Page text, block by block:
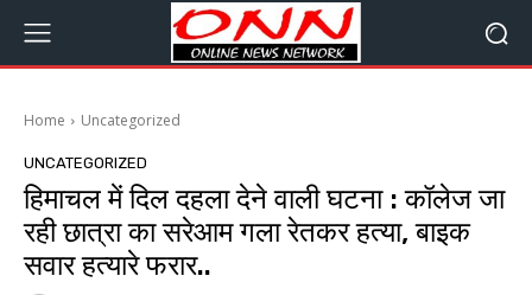
Home Uncategorized
UNCATEGORIZED
हिमाचल में दिल दहला देने वाली घटना : कॉलेज जा
रही छात्रा का सरेआम गला रेतकर हत्या, बाइक
सवार हत्यारे फरार..